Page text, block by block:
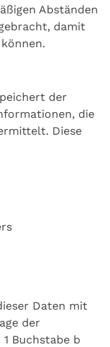
Abständen
damit
der
die
Diese
Daten mit
der
Buchstabe b